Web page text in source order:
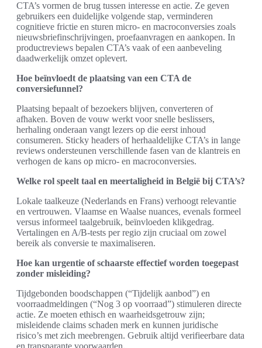
CTA’s vormen de brug tussen interesse en actie. Ze geven
gebruikers een duidelijke volgende stap, verminderen
cognitieve frictie en sturen micro- en macroconversies zoals
nieuwsbriefinschrijvingen, proefaanvragen en aankopen. In
productreviews bepalen CTA’s vaak of een aanbeveling
daadwerkelijk omzet oplevert.
Hoe beïnvloedt de plaatsing van een CTA de
conversiefunnel?
Plaatsing bepaalt of bezoekers blijven, converteren of
afhaken. Boven de vouw werkt voor snelle beslissers,
herhaling onderaan vangt lezers op die eerst inhoud
consumeren. Sticky headers of herhaaldelijke CTA’s in lange
reviews ondersteunen verschillende fasen van de klantreis en
verhogen de kans op micro- en macroconversies.
Welke rol speelt taal en meertaligheid in België bij CTA’s?
Lokale taalkeuze (Nederlands en Frans) verhoogt relevantie
en vertrouwen. Vlaamse en Waalse nuances, evenals formeel
versus informeel taalgebruik, beïnvloeden klikgedrag.
Vertalingen en A/B-tests per regio zijn cruciaal om zowel
bereik als conversie te maximaliseren.
Hoe kan urgentie of schaarste effectief worden toegepast
zonder misleiding?
Tijdgebonden boodschappen (“Tijdelijk aanbod”) en
voorraadmeldingen (“Nog 3 op voorraad”) stimuleren directe
actie. Ze moeten ethisch en waarheidsgetrouw zijn;
misleidende claims schaden merk en kunnen juridische
risico’s met zich meebrengen. Gebruik altijd verifieerbare data